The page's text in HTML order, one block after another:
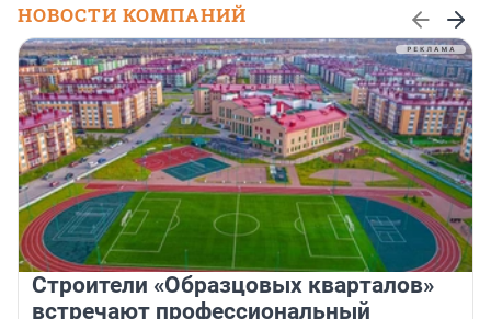
НОВОСТИ КОМПАНИЙ
Строители «Образцовых кварталов»
встречают профессиональный